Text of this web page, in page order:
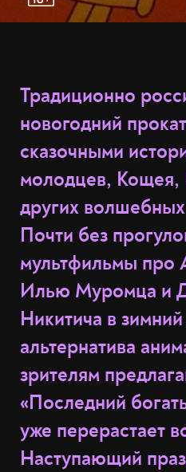
Традиционно
новогодний
сказочными
молодцев, Кощея,
других
Почти без
мультфильмы про
Илью Муромца и
Никитича в
альтернатива
зрителям
«Последний
уже перерастает
Наступающий